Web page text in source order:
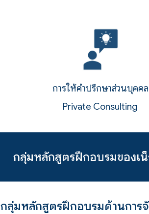
การให้คำปรึกษาส่วนบุคคล
Private Consulting
กลุ่มหลักสูตรฝึกอบรมของเ
กลุ่มหลักสูตรฝึกอบรมด้านการ